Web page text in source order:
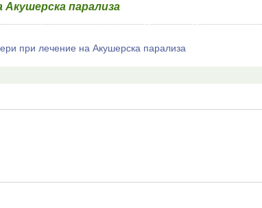
парализа
при лечение на Акушерска парализа